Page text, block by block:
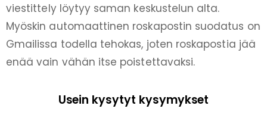
viestittely löytyy saman keskustelun alta.
Myöskin automaattinen roskapostin suodatus on
Gmailissa todella tehokas, joten roskapostia jää
enää vain vähän itse poistettavaksi.
Usein kysytyt kysymykset